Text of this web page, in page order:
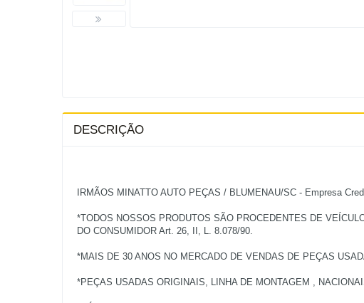
DESCRIÇÃO
IRMÃOS MINATTO AUTO PEÇAS / BLUMENAU/SC - Empresa
*TODOS NOSSOS PRODUTOS SÃO PROCEDENTES DE
DO CONSUMIDOR Art. 26, II, L. 8.078/90.
*MAIS DE 30 ANOS NO MERCADO DE VENDAS DE PEÇAS
*PEÇAS USADAS ORIGINAIS, LINHA DE MONTAGEM ,